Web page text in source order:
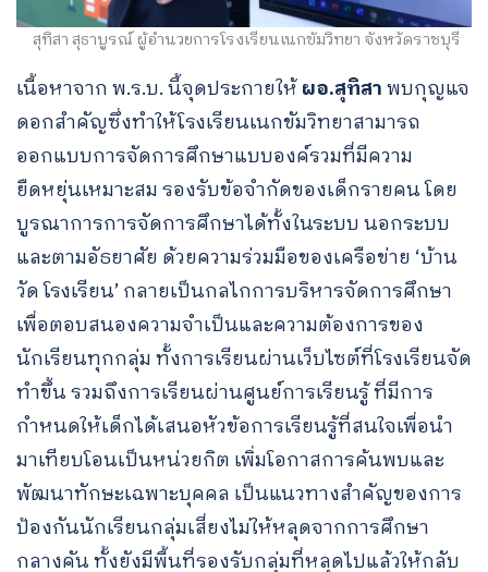
สุทิสา สุธาบูรณ์ ผู้อำนวยการโรงเรียนเนกขัมวิทยา จังหวัดราชบุรี
เนื้อหาจาก พ.ร.บ. นี้จุดประกายให้ผอ.สุทิสาพบกุญแจ
ดอกสำคัญซึ่งทำให้โรงเรียนเนกขัมวิทยาสามารถ
ออกแบบการจัดการศึกษาแบบองค์รวมที่มีความ
ยืดหยุ่นเหมาะสม รองรับข้อจำกัดของเด็กรายคน โดย
บูรณาการการจัดการศึกษาได้ทั้งในระบบ นอกระบบ
และตามอัธยาศัย ด้วยความร่วมมือของเครือข่าย ‘บ้าน
วัด โรงเรียน’ กลายเป็นกลไกการบริหารจัดการศึกษา
เพื่อตอบสนองความจำเป็นและความต้องการของ
นักเรียนทุกกลุ่ม ทั้งการเรียนผ่านเว็บไซต์ที่โรงเรียนจัด
ทำขึ้น รวมถึงการเรียนผ่านศูนย์การเรียนรู้ ที่มีการ
กำหนดให้เด็กได้เสนอหัวข้อการเรียนรู้ที่สนใจเพื่อนำ
มาเทียบโอนเป็นหน่วยกิต เพิ่มโอกาสการค้นพบและ
พัฒนาทักษะเฉพาะบุคคล เป็นแนวทางสำคัญของการ
ป้องกันนักเรียนกลุ่มเสี่ยงไม่ให้หลุดจากการศึกษา
กลางคัน ทั้งยังมีพื้นที่รองรับกลุ่มที่หลุดไปแล้วให้กลับ